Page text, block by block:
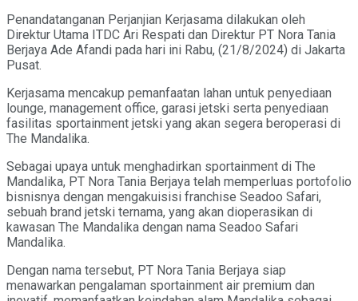
Penandatanganan Perjanjian Kerjasama dilakukan oleh
Direktur Utama ITDC Ari Respati dan Direktur PT Nora Tania
Berjaya Ade Afandi pada hari ini Rabu, (21/8/2024) di Jakarta
Pusat.
Kerjasama mencakup pemanfaatan lahan untuk penyediaan
lounge, management office, garasi jetski serta penyediaan
fasilitas sportainment jetski yang akan segera beroperasi di
The Mandalika.
Sebagai upaya untuk menghadirkan sportainment di The
Mandalika, PT Nora Tania Berjaya telah memperluas portofolio
bisnisnya dengan mengakuisisi franchise Seadoo Safari,
sebuah brand jetski ternama, yang akan dioperasikan di
kawasan The Mandalika dengan nama Seadoo Safari
Mandalika.
Dengan nama tersebut, PT Nora Tania Berjaya siap
menawarkan pengalaman sportainment air premium dan